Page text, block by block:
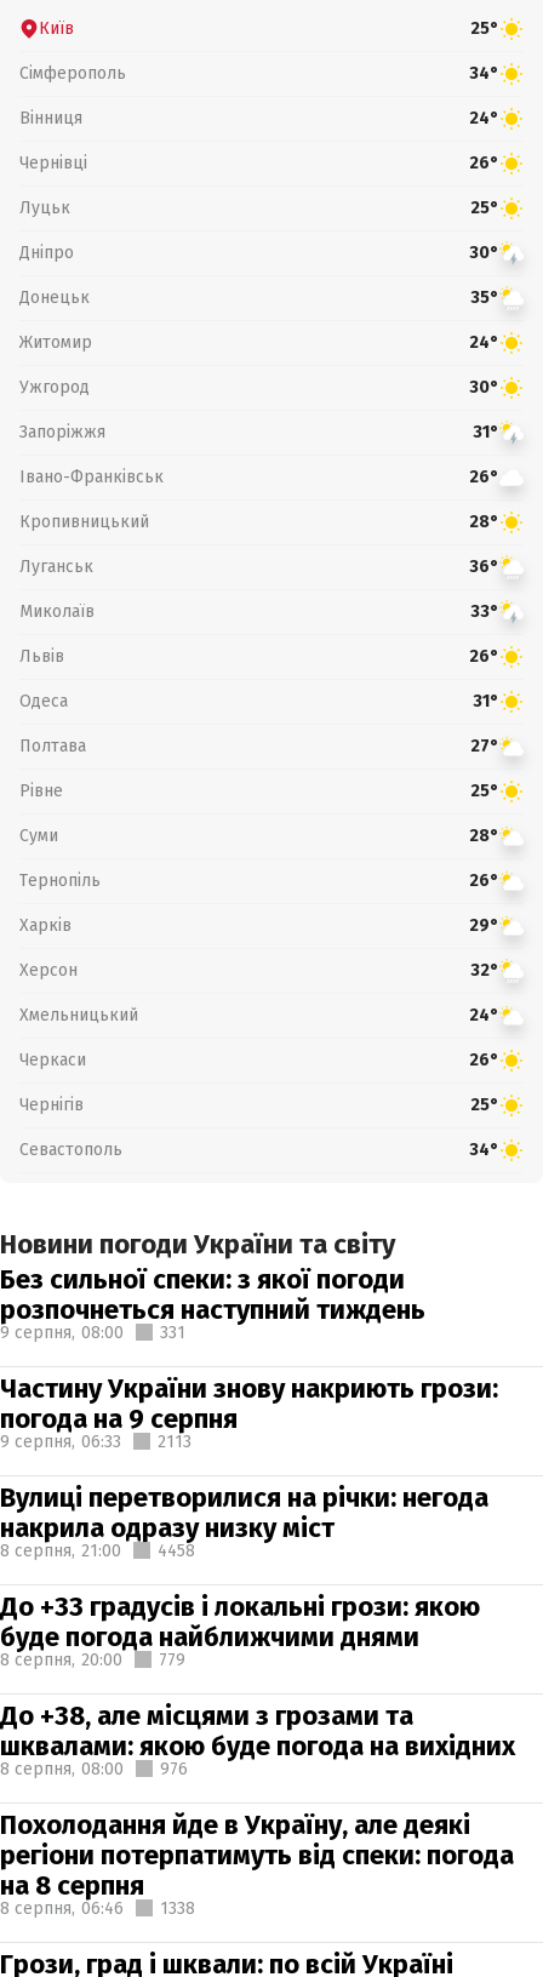
Київ 25°
Сімферополь 34°
Вінниця 24°
Чернівці 26°
Луцьк 25°
Дніпро 30°
Донецьк 35°
Житомир 24°
Ужгород 30°
Запоріжжя 31°
Івано-Франківськ 26°
Кропивницький 28°
Луганськ 36°
Миколаїв 33°
Львів 26°
Одеса 31°
Полтава 27°
Рівне 25°
Суми 28°
Тернопіль 26°
Харків 29°
Херсон 32°
Хмельницький 24°
Черкаси 26°
Чернігів 25°
Севастополь 34°
Новини погоди України та світу
Без сильної спеки: з якої погоди
розпочнеться наступний тиждень
9 серпня, 08:00 331
Частину України знову накриють грози:
погода на 9 серпня
9 серпня, 06:33 2113
Вулиці перетворилися на річки: негода
накрила одразу низку міст
8 серпня, 21:00 4458
До +33 градусів і локальні грози: якою
буде погода найближчими днями
8 серпня, 20:00 779
До +38, але місцями з грозами та
шквалами: якою буде погода на вихідних
8 серпня, 08:00 976
Похолодання йде в Україну, але деякі
регіони потерпатимуть від спеки: погода
на 8 серпня
8 серпня, 06:46 1338
Грози, град і шквали: по всій Україні